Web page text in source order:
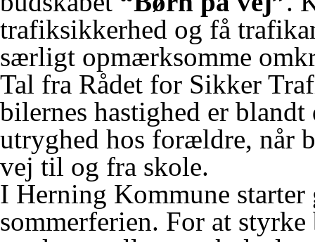
trafiksikkerhed og få
særligt opmærksomme
Tal fra Rådet for Sikker
bilernes hastighed er
utryghed hos forældre, når
vej til og fra skole.
I Herning Kommune
sommerferien. For at